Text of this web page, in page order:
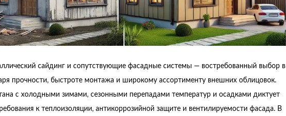
сайдинг и сопутствующие фасадные системы — востребованный выбор в
прочности, быстроте монтажа и широкому ассортименту внешних облицовок.
с холодными зимами, сезонными перепадами температур и осадками диктует
к теплоизоляции, антикоррозийной защите и вентилируемости фасада. В